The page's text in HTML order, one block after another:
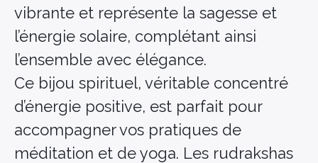
vibrante et représente la sagesse et
l’énergie solaire, complétant ainsi
l’ensemble avec élégance.
Ce bijou spirituel, véritable concentré
d’énergie positive, est parfait pour
accompagner vos pratiques de
méditation et de yoga. Les rudrakshas